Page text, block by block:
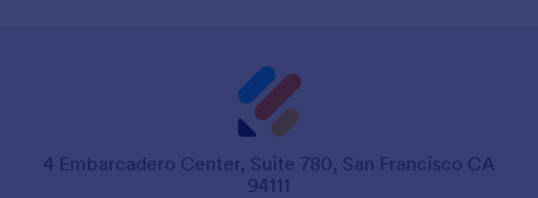
4 Embarcadero Center, Suite 780, San Francisco CA
94111